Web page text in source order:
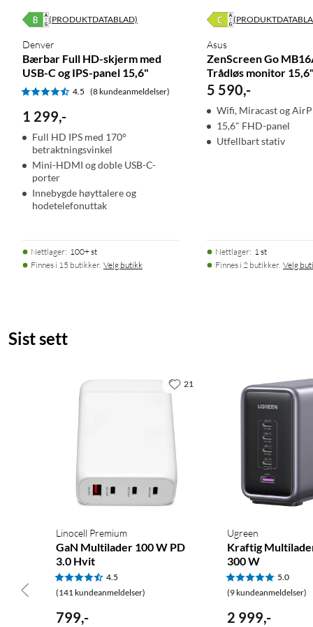
(PRODUKTDATABLAD)
Denver
Bærbar Full HD-skjerm med
USB-C og IPS-panel 15,6"
4.5 (8 kundeanmeldelser)
1 299,-
Full HD IPS med 170°
betraktningsvinkel
Mini-HDMI og doble USB-C-
porter
Innebygde høyttalere og
hodetelefonuttak
Nettlager: 100+ st
Finnes i 15 butikker. Velg butikk
Asus
ZenScreen Go
Trådløs monitor 15,6"
5 590,-
Wifi, Miracast og
15,6" FHD-panel
Utfellbart stativ
Nettlager: 1 st
Finnes i 2 butikker. Velg
Sist sett
Linocell Premium
GaN Multilader 100 W PD
3.0 Hvit
4.5
(141 kundeanmeldelser)
799,-
21
Ugreen
Kraftig
300 W
5.0
(9 kundeanmeldelser)
2 999,-